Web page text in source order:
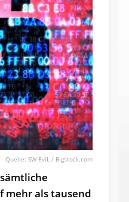
SW-EviL / Bigstock.com
mehr als tausend